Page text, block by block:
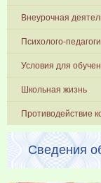
Внеурочная
Психолого-
Условия для
Школьная жизнь
Противодействие
Сведения